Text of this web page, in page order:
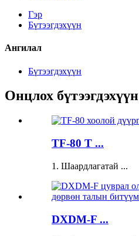
Гэр
Бүтээгдэхүүн
Ангилал
Бүтээгдэхүүн
Онцлох бүтээгдэхүүн
TF-80 T ...
1. Шаардлагатай ...
DXDM-F ...